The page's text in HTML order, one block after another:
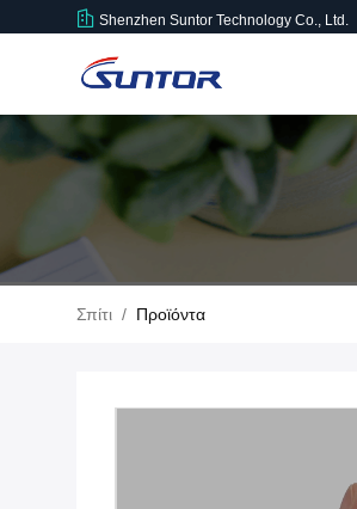
Shenzhen Suntor Technology Co., Ltd.
Σπίτι / Προϊόντα